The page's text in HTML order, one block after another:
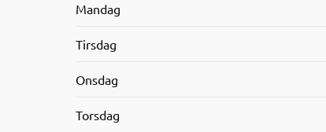
Mandag
Tirsdag
Onsdag
Torsdag